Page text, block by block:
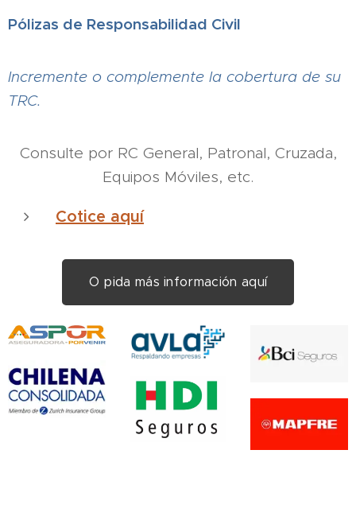
Pólizas de Responsabilidad Civil
Incremente o complemente la cobertura de su
TRC.
Consulte por RC General, Patronal, Cruzada,
Equipos Móviles, etc.
Cotice aquí
O pida más información aquí